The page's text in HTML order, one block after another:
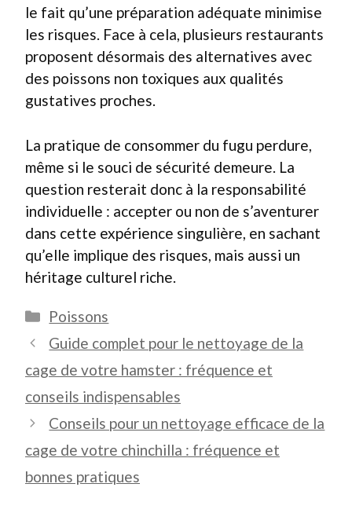
le fait qu’une préparation adéquate minimise
les risques. Face à cela, plusieurs restaurants
proposent désormais des alternatives avec
des poissons non toxiques aux qualités
gustatives proches.
La pratique de consommer du fugu perdure,
même si le souci de sécurité demeure. La
question resterait donc à la responsabilité
individuelle : accepter ou non de s’aventurer
dans cette expérience singulière, en sachant
qu’elle implique des risques, mais aussi un
héritage culturel riche.
Catégories
Poissons
Guide complet pour le nettoyage de la
cage de votre hamster : fréquence et
conseils indispensables
Conseils pour un nettoyage efficace de la
cage de votre chinchilla : fréquence et
bonnes pratiques